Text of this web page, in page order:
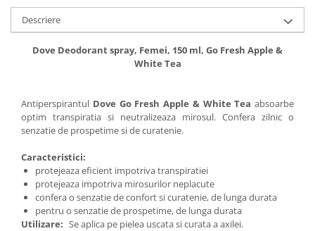
Descriere
Dove Deodorant spray, Femei, 150 ml, Go Fresh Apple &
White Tea
Antiperspirantul Dove Go Fresh Apple & White Tea absoarbe
optim transpiratia si neutralizeaza mirosul. Confera zilnic o
senzatie de prospetime si de curatenie.
Caracteristici:
protejeaza eficient impotriva transpiratiei
protejeaza impotriva mirosurilor neplacute
confera o senzatie de confort si curatenie, de lunga durata
pentru o senzatie de prospetime, de lunga durata
Utilizare: Se aplica pe pielea uscata si curata a axilei.